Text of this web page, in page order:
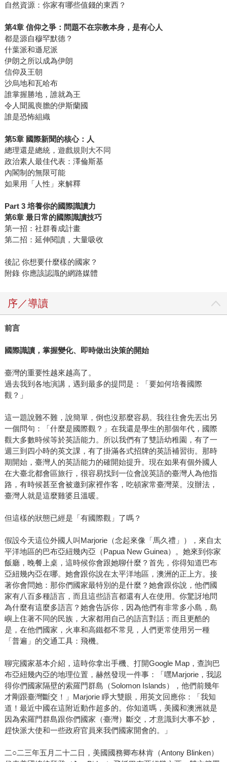
自然資源：你家有哪些值錢的東西？
第4章 信仰之爭：問題不在宗教本身，是有心人
都是源自穆罕默德？
什葉派和遜尼派
伊朗之所以成為伊朗
信仰及王朝
沙烏地和瓦哈布
誰掌握勝地，誰就為王
令人聞風喪膽的伊斯蘭國
誰是恐怖組織
第5章 國際新聞的核心：人
總理還是總統，遊戲規則大不同
政治素人最佳代表：澤倫斯基
內閣制的無限可能
如果用「人性」來解釋
Part 3 培養你的國際識讀力
第6章 最日常的國際識讀技巧
第一招：社群養成計畫
第二招：延伸閱讀，大量吸收
後記 你想要什麼樣的國家？
附錄 你應該認識的網路媒體
序／導讀
前言
國際識讀，掌握變化、即時做出決策的開始
臺灣的重要性越來越高了。
過去我到各地演講，遇到最多的提問是：「要如何培養國際
觀？」
這一題說難不難，說簡單，倒也沒那麼容易。我往往會先丟出另
一個問句：「什麼是國際觀？」在我還是學生的那個年代，國際
觀大多數時候等於英語能力。所以我們有了雙語幼稚園，有了一
週三到四小時的英文課，有了掛滿各式招牌的英語補習街。那時
期開始，臺灣人的英語能力的確開始提升。現在如果有個外國人
在大臺北都會區旅行，很容易找到一位會說英語的臺灣人為他指
路，有時候甚至會被邀到家裡作客，吃頓家常臺灣菜。沒辦法，
臺灣人就是這麼雞婆且溫暖。
但這樣的狀態已經是「有國際觀」了嗎？
假設今天這位外國人叫Marjorie（念起來像「馬久禮」），來自太
平洋地區的巴布亞紐幾內亞（Papua New Guinea）。她來到你家
飯廳，晚餐上桌，這時候你會跟她聊什麼？首先，你得知道巴布
亞紐幾內亞在哪。她會跟你說在太平洋地區，澳洲的正上方。接
著你會問她：那你們國家最特別的是什麼？她會跟你說，他們國
家有八百多種語言，而且這些語言都還有人在使用。你驚訝地問
為什麼有這麼多語言？她會告訴你，因為他們有非常多小島，島
嶼上住著不同的民族，大家都用自己的語言對話；而且更酷的
是，在他們國家，火車和高鐵都不常見，人們更常使用另一種
「普遍」的交通工具：飛機。
聊完國家基本介紹，這時你拿出手機、打開Google Map，查詢巴
布亞紐幾內亞的地理位置，赫然發現一件事：「嘿Marjorie，我認
得你們國家隔壁的索羅門群島（Solomon Islands），他們前幾年
才剛跟臺灣斷交！」Marjorie 睜大雙眼，用英文回應你：「我知
道！最近中國在這附近動作超多的。你知道嗎，美國和澳洲就是
因為索羅門群島跟你們國家（臺灣）斷交，才意識到大事不妙，
趕快派大使和一些政府官員來我們國家開會的。」
二○二三年五月二十二日，美國國務卿布林肯（Antony Blinken）